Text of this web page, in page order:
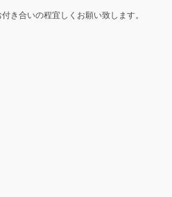
き合いの程宜しくお願い致します。